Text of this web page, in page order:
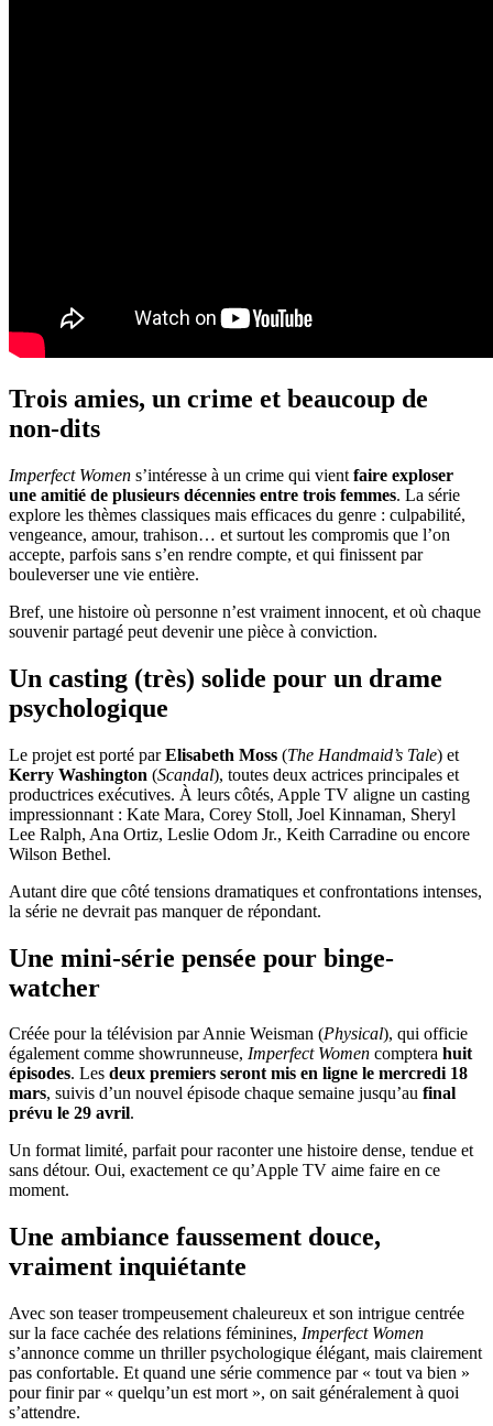
Trois amies, un crime et beaucoup de
non-dits
Imperfect Women s’intéresse à un crime qui vient faire exploser
une amitié de plusieurs décennies entre trois femmes. La série
explore les thèmes classiques mais efficaces du genre : culpabilité,
vengeance, amour, trahison… et surtout les compromis que l’on
accepte, parfois sans s’en rendre compte, et qui finissent par
bouleverser une vie entière.
Bref, une histoire où personne n’est vraiment innocent, et où chaque
souvenir partagé peut devenir une pièce à conviction.
Un casting (très) solide pour un drame
psychologique
Le projet est porté parElisabeth Moss (The Handmaid’s Tale) et
Kerry Washington (Scandal), toutes deux actrices principales et
productrices exécutives. À leurs côtés, Apple TV aligne un casting
impressionnant : Kate Mara, Corey Stoll, Joel Kinnaman, Sheryl
Lee Ralph, Ana Ortiz, Leslie Odom Jr., Keith Carradine ou encore
Wilson Bethel.
Autant dire que côté tensions dramatiques et confrontations intenses,
la série ne devrait pas manquer de répondant.
Une mini-série pensée pour binge-
watcher
Créée pour la télévision par Annie Weisman (Physical), qui officie
également comme showrunneuse, Imperfect Women comptera huit
épisodes. Les deux premiers seront mis en ligne le mercredi 18
mars, suivis d’un nouvel épisode chaque semaine jusqu’au final
prévu le 29 avril.
Un format limité, parfait pour raconter une histoire dense, tendue et
sans détour. Oui, exactement ce qu’Apple TV aime faire en ce
moment.
Une ambiance faussement douce,
vraiment inquiétante
Avec son teaser trompeusement chaleureux et son intrigue centrée
sur la face cachée des relations féminines, Imperfect Women
s’annonce comme un thriller psychologique élégant, mais clairement
pas confortable. Et quand une série commence par « tout va bien »
pour finir par « quelqu’un est mort », on sait généralement à quoi
s’attendre.